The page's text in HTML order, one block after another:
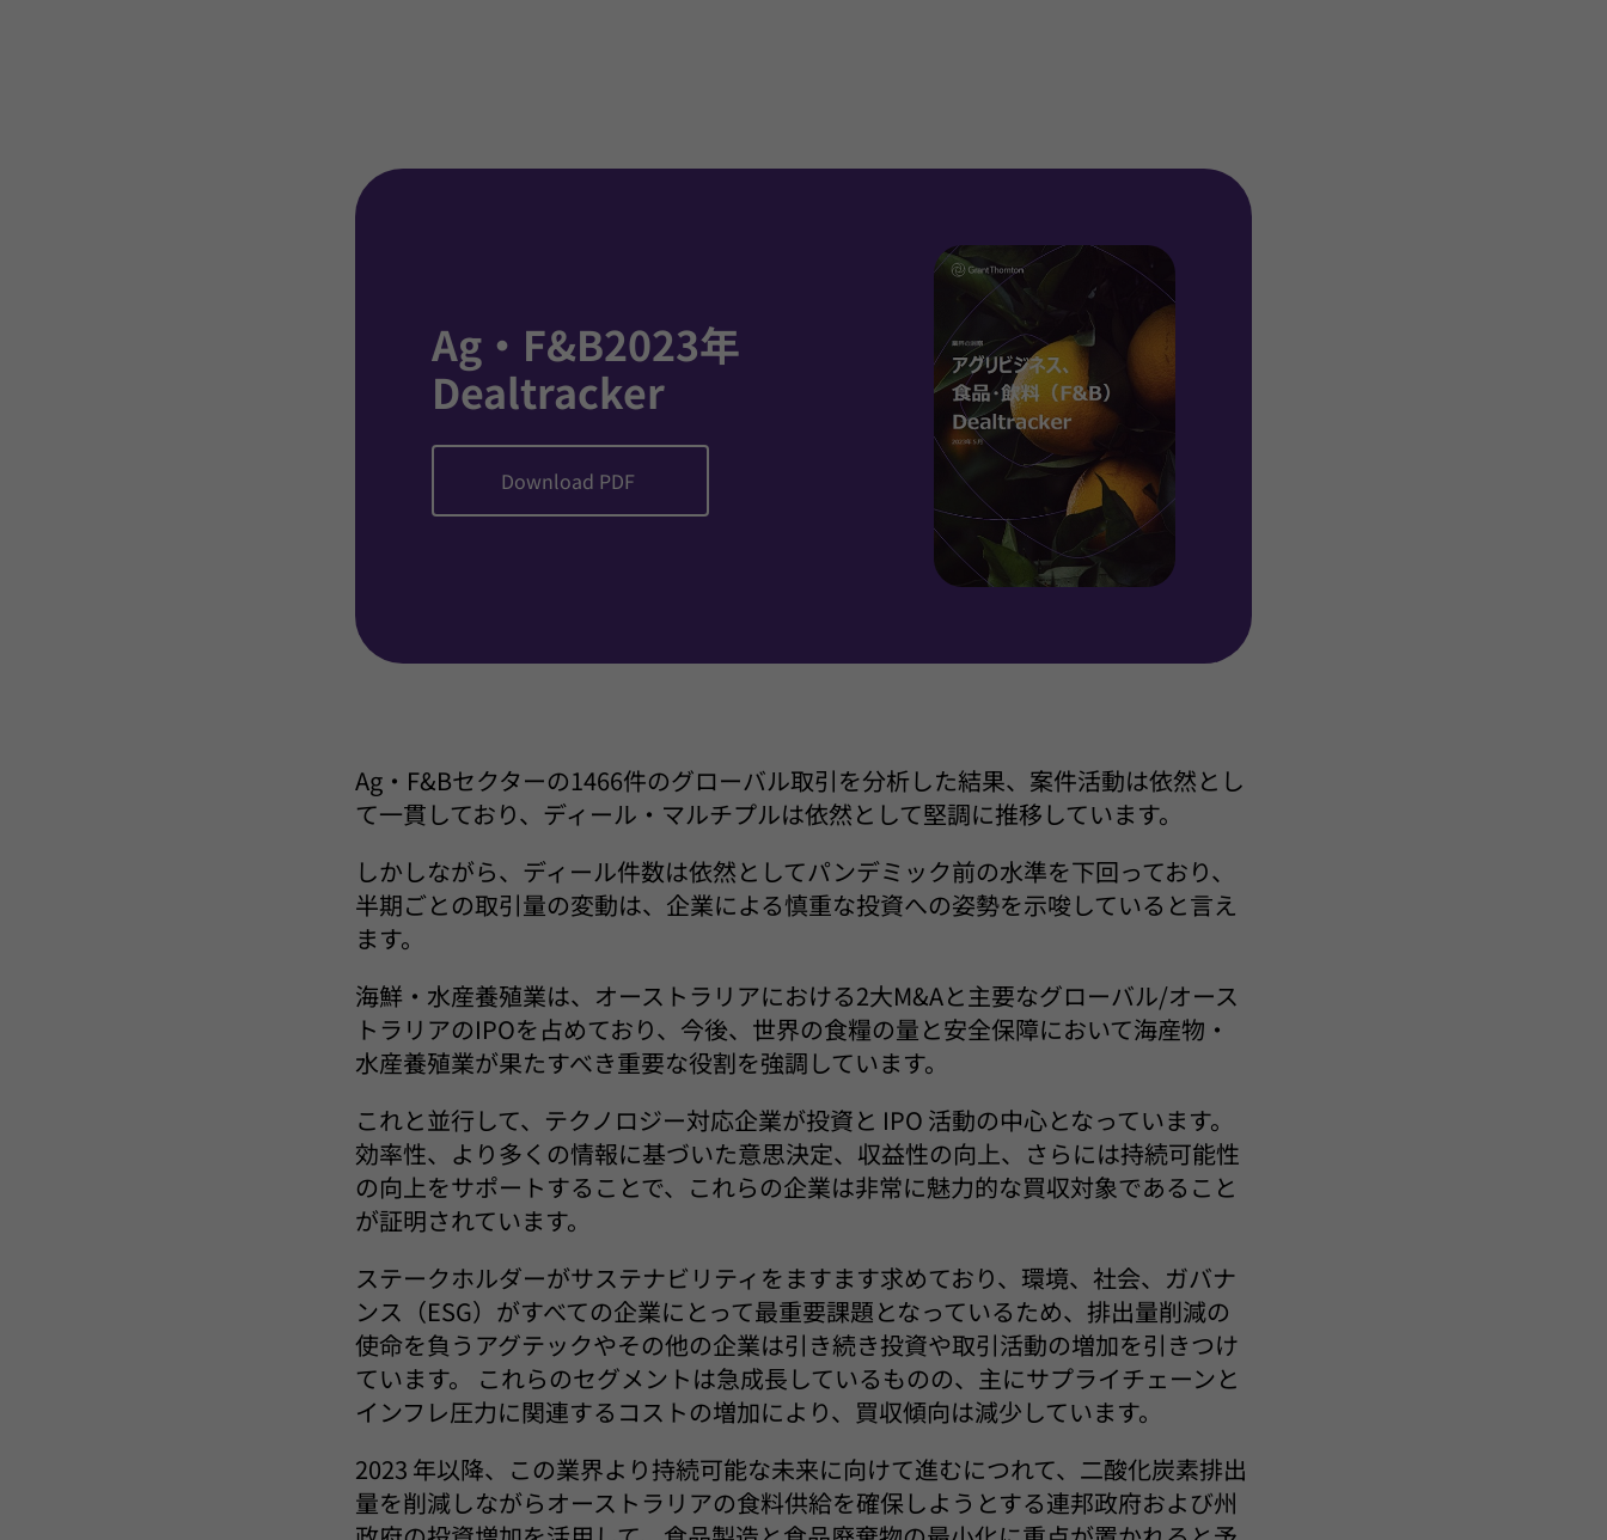
Ag・F&B2023年
Dealtracker
Download PDF
Ag・F&Bセクターの1466件のグローバル取引を分析した結果、案件活動は依然とし
て一貫しており、ディール・マルチプルは依然として堅調に推移しています。
しかしながら、ディール件数は依然としてパンデミック前の水準を下回っており、
半期ごとの取引量の変動は、企業による慎重な投資への姿勢を示唆していると言え
ます。
海鮮・水産養殖業は、オーストラリアにおける2大M&Aと主要なグローバル/オース
トラリアのIPOを占めており、今後、世界の食糧の量と安全保障において海産物・
水産養殖業が果たすべき重要な役割を強調しています。
これと並行して、テクノロジー対応企業が投資と IPO 活動の中心となっています。
効率性、より多くの情報に基づいた意思決定、収益性の向上、さらには持続可能性
の向上をサポートすることで、これらの企業は非常に魅力的な買収対象であること
が証明されています。
ステークホルダーがサステナビリティをますます求めており、環境、社会、ガバナ
ンス（ESG）がすべての企業にとって最重要課題となっているため、排出量削減の
使命を負うアグテックやその他の企業は引き続き投資や取引活動の増加を引きつけ
ています。 これらのセグメントは急成長しているものの、主にサプライチェーンと
インフレ圧力に関連するコストの増加により、買収傾向は減少しています。
2023 年以降、この業界より持続可能な未来に向けて進むにつれて、二酸化炭素排出
量を削減しながらオーストラリアの食料供給を確保しようとする連邦政府および州